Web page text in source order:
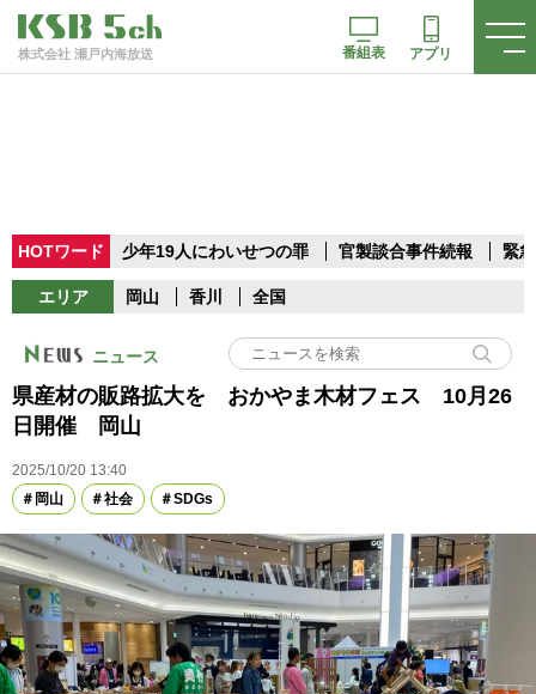
株式会社 瀬戸内海放送 番組表 アプリ
HOTワード 少年19人にわいせつの罪 官製談合事件続報 緊
エリア 岡山 香川 全国
ニュース
県産材の販路拡大を おかやま木材フェス 10月26
日開催 岡山
2025/10/20 13:40
岡山
社会 SDGs